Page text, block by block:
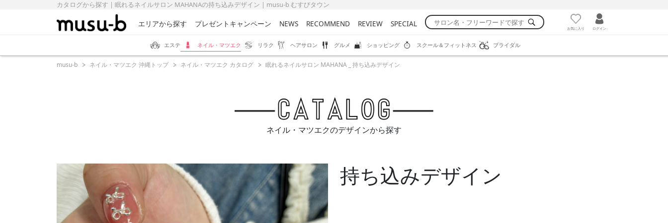
カタログから探す | 眠れるネイルサロン MAHANAの持ち込みデザイン | musu-b むすびタウン
エリアから探す プレゼントキャンペーン NEWS RECOMMEND REVIEW SPECIAL お気に入り ログイン
エステ ネイル・マツエク リラク ヘアサロン グルメ ショッピング スクール＆フィットネス ブライダル
musu-b ネイル・マツエク 沖縄トップ ネイル・マツエク カタログ 眠れるネイルサロン MAHANA _ 持ち込みデザイン
ネイル・マツエクのデザインから探す
持ち込みデザイン